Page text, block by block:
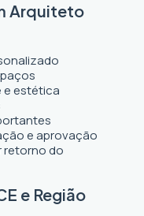
Arquiteto
e estética
e aprovação
retorno do
e Região